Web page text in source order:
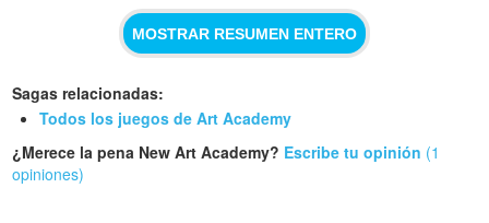
MOSTRAR RESUMEN ENTERO
Sagas relacionadas:
Todos los juegos de Art Academy
¿Merece la pena New Art Academy? Escribe tu opinión (1
opiniones)